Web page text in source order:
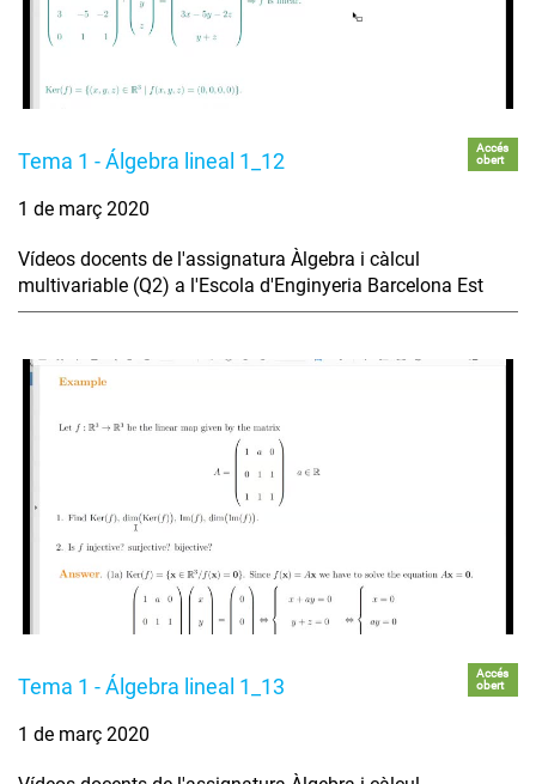
Tema 1 - Álgebra lineal 1_12
Accés
obert
1 de març 2020
Vídeos docents de l'assignatura Àlgebra i càlcul
multivariable (Q2) a l'Escola d'Enginyeria Barcelona Est
Tema 1 - Álgebra lineal 1_13
Accés
obert
1 de març 2020